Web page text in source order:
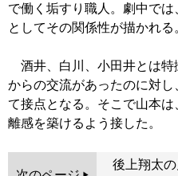
で働く垢すり職人。劇中で
としてその関係性が描かれる
酒井、白川、小田井とは特
からの交流があったのに対
て接点となる。そこで山本
離感を築けるよう接した。
後上翔太